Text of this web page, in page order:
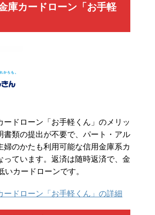
庫カードローン「お手軽
ードローン「お手軽くん」のメリッ
書類の提出が不要で、パート・アル
婦のかたも利用可能な信用金庫系カ
っています。返済は随時返済で、金
いカードローンです。
ードローン「お手軽くん」の詳細